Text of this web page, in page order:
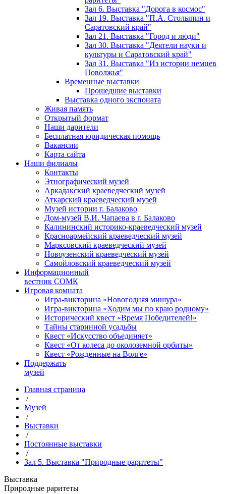
Зал 6. Выставка "Дорога в космос"
Зал 19. Выставка "П.А. Столыпин и
Саратовский край"
Зал 21. Выставка "Город и люди"
Зал 30. Выставка "Деятели науки и
культуры и Саратовский край"
Зал 31. Выставка "Из истории немцев
Поволжья"
Временные выставки
Прошедшие выставки
Выставка одного экспоната
Живая память
Открытый формат
Наши дарители
Бесплатная юридическая помощь
Вакансии
Карта сайта
Наши филиалы
Контакты
Этнографический музей
Аркадакский краеведческий музей
Аткарский краеведческий музей
Музей истории г. Балаково
Дом-музей В.И. Чапаева в г. Балаково
Калининский историко-краеведческий музей
Красноармейский краеведческий музей
Марксовский краеведческий музей
Новоузенский краеведческий музей
Самойловский краеведческий музей
Информационный
вестник СОМК
Игровая комната
Игра-викторина «Новогодняя мишура»
Игра-викторина «Ходим мы по краю родному»
Исторический квест «Время Победителей!»
Тайны старинной усадьбы
Квест «Искусство объединяет»
Квест «От колеса до околоземной орбиты»
Квест «Рожденные на Волге»
Поддержать
музей
Главная страница
/
Музей
/
Выставки
/
Постоянные выставки
/
Зал 5. Выставка "Природные раритеты"
Выставка
Природные раритеты